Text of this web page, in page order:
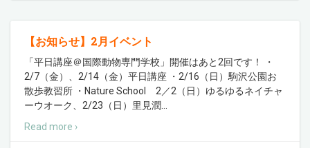
【お知らせ】2月イベント
「平日講座＠国際動物専門学校」開催はあと2回です！ ・
2/7（金）、2/14（金）平日講座 ・2/16（日）駒沢公園お
散歩教習所 ・Nature School 2／2（日）ゆるゆるネイチャ
ーウオーク、2/23（日）里見潤
Read more ›